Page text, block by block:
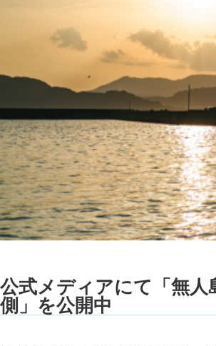
公式メディアにて「無人
側」を公開中